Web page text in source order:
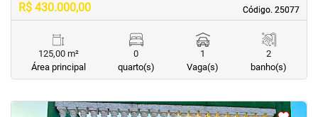
Código. 25077
Código. 25077
R$ 430.000,00
125,00 m²
Área principal
0
quarto(s)
1
Vaga(s)
2
banho(s)